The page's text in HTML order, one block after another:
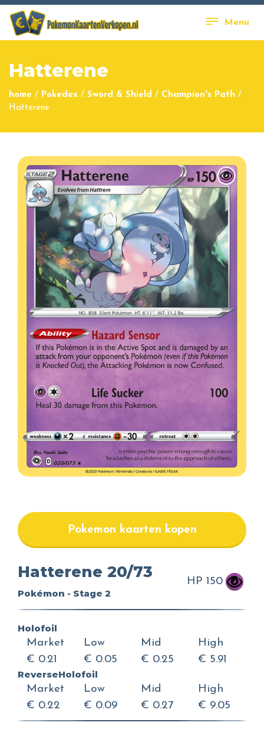
Menu
Hatterene
home / Pokedex / Sword & Shield / Champion's Path /
Hatterene
Pokemon kaarten kopen
Hatterene 20/73
Pokémon - Stage 2
HP 150
Holofoil
Market
€ 0.21
Low
€ 0.05
Mid
€ 0.25
High
€ 5.91
ReverseHolofoil
Market
€ 0.22
Low
€ 0.09
Mid
€ 0.27
High
€ 9.05